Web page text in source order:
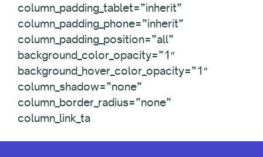
column_padding_tablet=”inherit”
column_padding_phone=”inherit”
column_padding_position=”all”
background_color_opacity=”1″
background_hover_color_opacity=”1″
column_shadow=”none”
column_border_radius=”none”
column_link_ta